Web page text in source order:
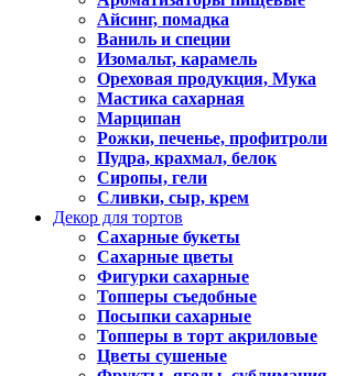
Айсинг, помадка
Ваниль и специи
Изомальт, карамель
Ореховая продукция, Мука
Мастика сахарная
Марципан
Рожки, печенье, профитроли
Пудра, крахмал, белок
Сиропы, гели
Сливки, сыр, крем
Декор для тортов
Сахарные букеты
Сахарные цветы
Фигурки сахарные
Топперы съедобные
Посыпки сахарные
Топперы в торт акриловые
Цветы сушеные